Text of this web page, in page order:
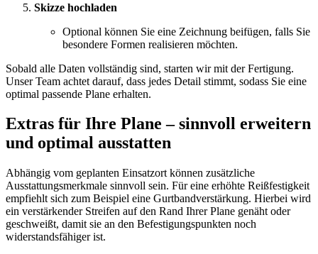
Skizze hochladen
Optional können Sie eine Zeichnung beifügen, falls Sie
besondere Formen realisieren möchten.
Sobald alle Daten vollständig sind, starten wir mit der Fertigung.
Unser Team achtet darauf, dass jedes Detail stimmt, sodass Sie eine
optimal passende Plane erhalten.
Extras für Ihre Plane – sinnvoll erweitern
und optimal ausstatten
Abhängig vom geplanten Einsatzort können zusätzliche
Ausstattungsmerkmale sinnvoll sein. Für eine erhöhte Reißfestigkeit
empfiehlt sich zum Beispiel eine Gurtbandverstärkung. Hierbei wird
ein verstärkender Streifen auf den Rand Ihrer Plane genäht oder
geschweißt, damit sie an den Befestigungspunkten noch
widerstandsfähiger ist.